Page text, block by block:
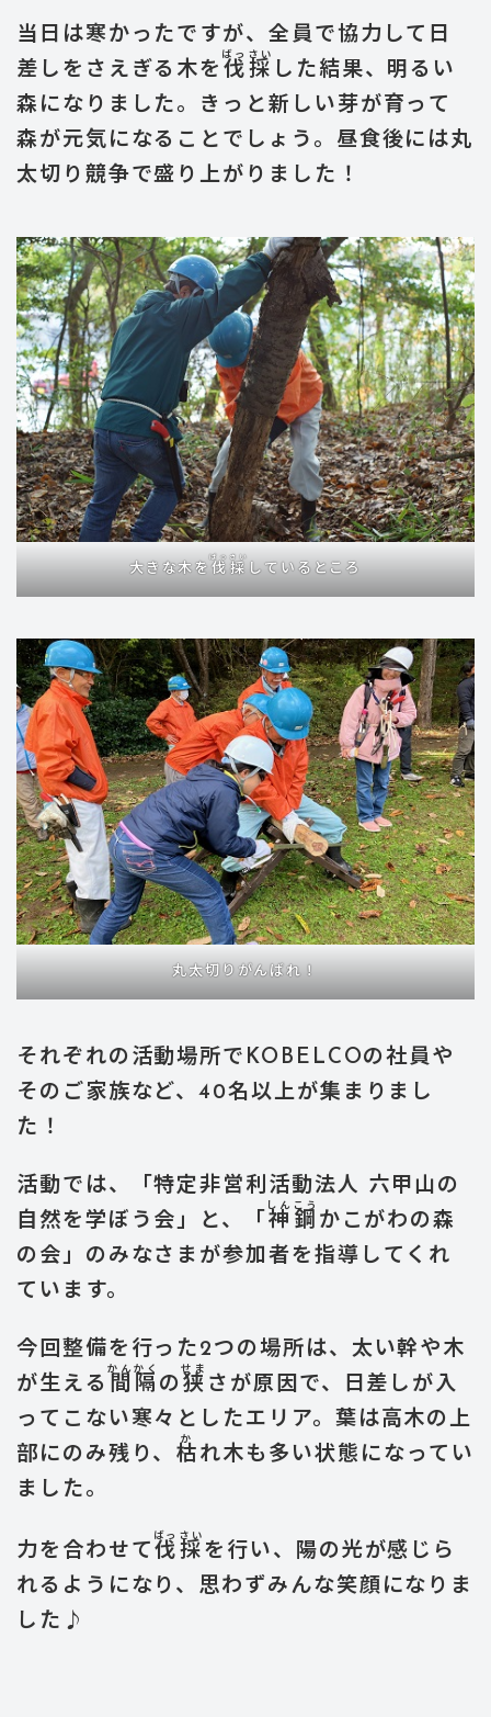
当日は寒かったですが、全員で協力して日
差しをさえぎる木を 伐採
ばっさい
した結果、明るい
森になりました。きっと新しい芽が育って
森が元気になることでしょう。昼食後には丸
太切り競争で盛り上がりました！
大きな木を 伐採
ばっさい
しているところ
丸太切りがんばれ！
それぞれの活動場所でKOBELCOの社員や
そのご家族など、40名以上が集まりまし
た！
活動では、「特定非営利活動法人 六甲山の
自然を学ぼう会」と、「 神
しん
鋼
こう
かこがわの森
の会」のみなさまが参加者を指導してくれ
ています。
今回整備を行った2つの場所は、太い幹や木
が生える 間
かん
隔
かく
の 狭
せま
さが原因で、日差しが入
ってこない寒々としたエリア。葉は高木の上
部にのみ残り、 枯
か
れ木も多い状態になってい
ました。
力を合わせて 伐採
ばっさい
を行い、陽の光が感じら
れるようになり、思わずみんな笑顔になりま
した♪